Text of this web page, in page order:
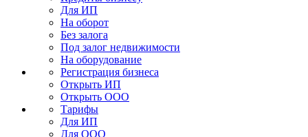
Для ИП
На оборот
Без залога
Под залог недвижимости
На оборудование
Регистрация бизнеса
Открыть ИП
Открыть ООО
Тарифы
Для ИП
Для ООО